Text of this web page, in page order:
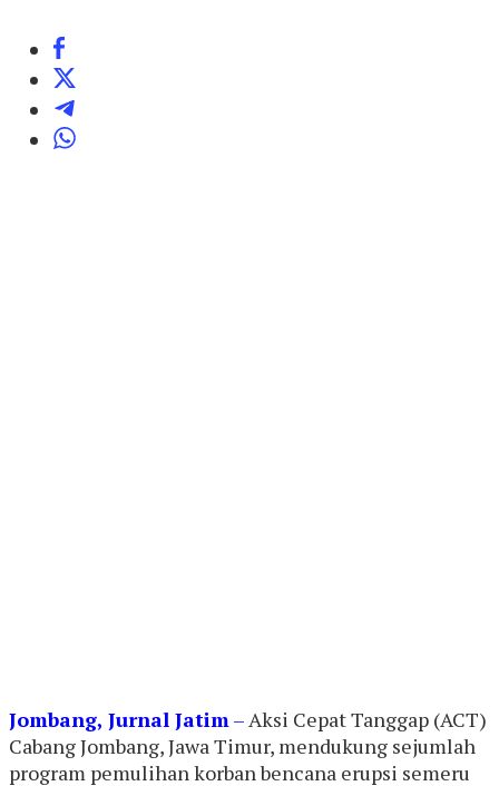
Jombang, Jurnal Jatim – Aksi Cepat Tanggap (ACT)
Cabang Jombang, Jawa Timur, mendukung sejumlah
program pemulihan korban bencana erupsi semeru